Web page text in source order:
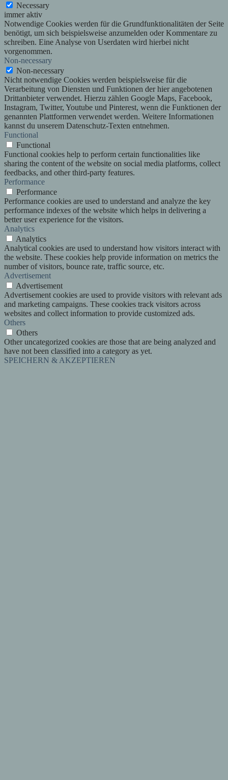
Necessary
immer aktiv
Notwendige Cookies werden für die Grundfunktionalitäten der Seite
benötigt, um sich beispielsweise anzumelden oder Kommentare zu
schreiben. Eine Analyse von Userdaten wird hierbei nicht
vorgenommen.
Non-necessary
Non-necessary
Nicht notwendige Cookies werden beispielsweise für die
Verarbeitung von Diensten und Funktionen der hier angebotenen
Drittanbieter verwendet. Hierzu zählen Google Maps, Facebook,
Instagram, Twitter, Youtube und Pinterest, wenn die Funktionen der
genannten Plattformen verwendet werden. Weitere Informationen
kannst du unserem Datenschutz-Texten entnehmen.
Functional
Functional
Functional cookies help to perform certain functionalities like
sharing the content of the website on social media platforms, collect
feedbacks, and other third-party features.
Performance
Performance
Performance cookies are used to understand and analyze the key
performance indexes of the website which helps in delivering a
better user experience for the visitors.
Analytics
Analytics
Analytical cookies are used to understand how visitors interact with
the website. These cookies help provide information on metrics the
number of visitors, bounce rate, traffic source, etc.
Advertisement
Advertisement
Advertisement cookies are used to provide visitors with relevant ads
and marketing campaigns. These cookies track visitors across
websites and collect information to provide customized ads.
Others
Others
Other uncategorized cookies are those that are being analyzed and
have not been classified into a category as yet.
SPEICHERN & AKZEPTIEREN